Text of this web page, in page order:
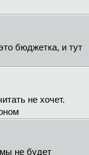
бюджетка, и тут
не хочет.
не будет